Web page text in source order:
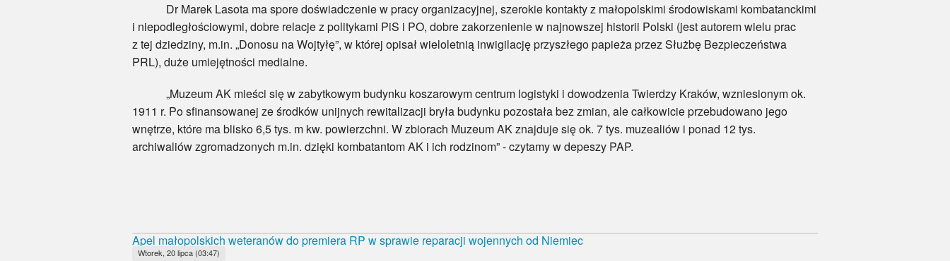
Dr Marek Lasota ma spore doświadczenie w pracy organizacyjnej, szerokie kontakty z małopolskimi środowiskami kombatanckimi
i niepodległościowymi, dobre relacje z politykami PiS i PO, dobre zakorzenienie w najnowszej historii Polski (jest autorem wielu prac
z tej dziedziny, m.in. „Donosu na Wojtyłę”, w której opisał wieloletnią inwigilację przyszłego papieża przez Służbę Bezpieczeństwa
PRL), duże umiejętności medialne.
„Muzeum AK mieści się w zabytkowym budynku koszarowym centrum logistyki i dowodzenia Twierdzy Kraków, wzniesionym ok.
1911 r. Po sfinansowanej ze środków unijnych rewitalizacji bryła budynku pozostała bez zmian, ale całkowicie przebudowano jego
wnętrze, które ma blisko 6,5 tys. m kw. powierzchni. W zbiorach Muzeum AK znajduje się ok. 7 tys. muzealiów i ponad 12 tys.
archiwaliów zgromadzonych m.in. dzięki kombatantom AK i ich rodzinom” - czytamy w depeszy PAP.
Apel małopolskich weteranów do premiera RP w sprawie reparacji wojennych od Niemiec
Wtorek, 20 lipca (03:47)